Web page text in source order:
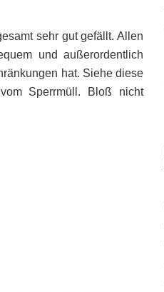
sehr gut gefällt. Allen
und außerordentlich
hat. Siehe diese
Sperrmüll. Bloß nicht